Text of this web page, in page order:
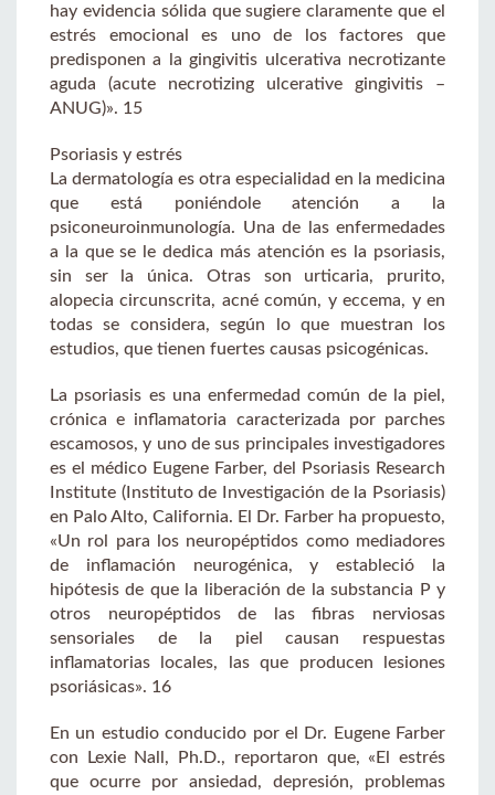
hay evidencia sólida que sugiere claramente que el
estrés emocional es uno de los factores que
predisponen a la gingivitis ulcerativa necrotizante
aguda (acute necrotizing ulcerative gingivitis –
ANUG)». 15
Psoriasis y estrés
La dermatología es otra especialidad en la medicina
que está poniéndole atención a la
psiconeuroinmunología. Una de las enfermedades
a la que se le dedica más atención es la psoriasis,
sin ser la única. Otras son urticaria, prurito,
alopecia circunscrita, acné común, y eccema, y en
todas se considera, según lo que muestran los
estudios, que tienen fuertes causas psicogénicas.
La psoriasis es una enfermedad común de la piel,
crónica e inflamatoria caracterizada por parches
escamosos, y uno de sus principales investigadores
es el médico Eugene Farber, del Psoriasis Research
Institute (Instituto de Investigación de la Psoriasis)
en Palo Alto, California. El Dr. Farber ha propuesto,
«Un rol para los neuropéptidos como mediadores
de inflamación neurogénica, y estableció la
hipótesis de que la liberación de la substancia P y
otros neuropéptidos de las fibras nerviosas
sensoriales de la piel causan respuestas
inflamatorias locales, las que producen lesiones
psoriásicas». 16
En un estudio conducido por el Dr. Eugene Farber
con Lexie Nall, Ph.D., reportaron que, «El estrés
que ocurre por ansiedad, depresión, problemas